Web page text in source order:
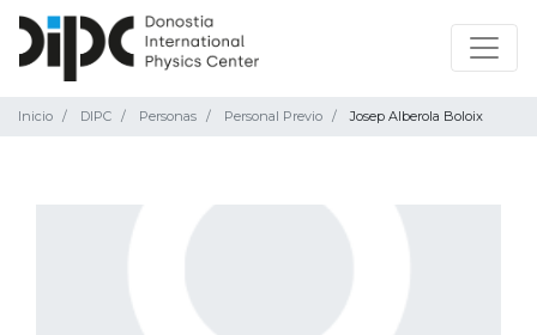
Inicio DIPC Personas Personal Previo Josep Alberola Boloix